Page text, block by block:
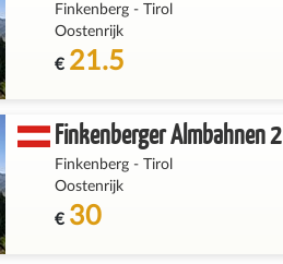
Finkenberg -Tirol
Oostenrijk
€ 21.5
Finkenberger Almbahnen 2
Finkenberg -
Tirol
Oostenrijk
€ 30